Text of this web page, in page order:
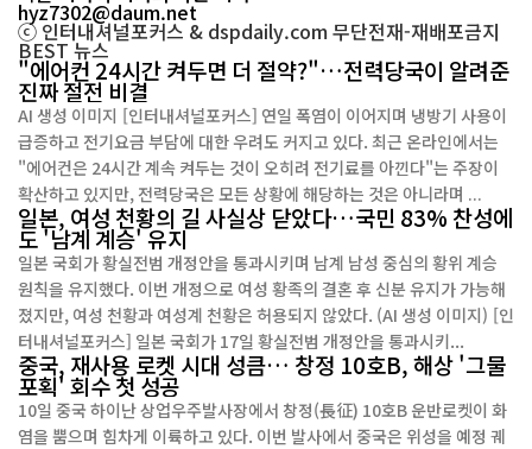
hyz7302@daum.net
ⓒ 인터내셔널포커스 & dspdaily.com 무단전재-재배포금지
BEST뉴스
"에어컨 24시간 켜두면 더 절약?"…전력당국이 알려준
진짜 절전 비결
AI 생성 이미지 [인터내셔널포커스] 연일 폭염이 이어지며 냉방기 사용이
급증하고 전기요금 부담에 대한 우려도 커지고 있다. 최근 온라인에서는
"에어컨은 24시간 계속 켜두는 것이 오히려 전기료를 아낀다"는 주장이
확산하고 있지만, 전력당국은 모든 상황에 해당하는 것은 아니라며 ...
일본, 여성 천황의 길 사실상 닫았다…국민 83% 찬성에
도 '남계 계승' 유지
일본 국회가 황실전범 개정안을 통과시키며 남계 남성 중심의 황위 계승
원칙을 유지했다. 이번 개정으로 여성 황족의 결혼 후 신분 유지가 가능해
졌지만, 여성 천황과 여성계 천황은 허용되지 않았다. (AI 생성 이미지) [인
터내셔널포커스] 일본 국회가 17일 황실전범 개정안을 통과시키...
중국, 재사용 로켓 시대 성큼… 창정 10호B, 해상 '그물
포획' 회수 첫 성공
10일 중국 하이난 상업우주발사장에서 창정(長征) 10호B 운반로켓이 화
염을 뿜으며 힘차게 이륙하고 있다. 이번 발사에서 중국은 위성을 예정 궤